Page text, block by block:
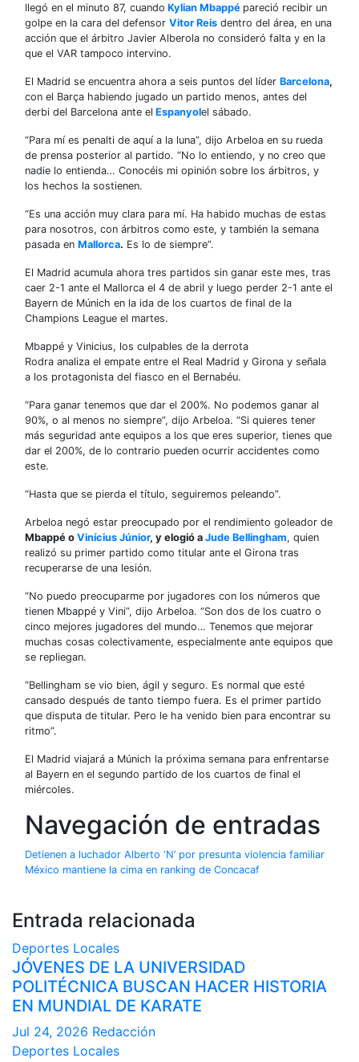
llegó en el minuto 87, cuando Kylian Mbappé pareció recibir un
golpe en la cara del defensor Vitor Reis dentro del área, en una
acción que el árbitro Javier Alberola no consideró falta y en la
que el VAR tampoco intervino.
El Madrid se encuentra ahora a seis puntos del líder Barcelona,
con el Barça habiendo jugado un partido menos, antes del
derbi del Barcelona ante el Espanyolel sábado.
“Para mí es penalti de aquí a la luna”, dijo Arbeloa en su rueda
de prensa posterior al partido. “No lo entiendo, y no creo que
nadie lo entienda… Conocéis mi opinión sobre los árbitros, y
los hechos la sostienen.
“Es una acción muy clara para mí. Ha habido muchas de estas
para nosotros, con árbitros como este, y también la semana
pasada en Mallorca. Es lo de siempre”.
El Madrid acumula ahora tres partidos sin ganar este mes, tras
caer 2-1 ante el Mallorca el 4 de abril y luego perder 2-1 ante el
Bayern de Múnich en la ida de los cuartos de final de la
Champions League el martes.
Mbappé y Vinicius, los culpables de la derrota
Rodra analiza el empate entre el Real Madrid y Girona y señala
a los protagonista del fiasco en el Bernabéu.
“Para ganar tenemos que dar el 200%. No podemos ganar al
90%, o al menos no siempre”, dijo Arbeloa. “Si quieres tener
más seguridad ante equipos a los que eres superior, tienes que
dar el 200%, de lo contrario pueden ocurrir accidentes como
este.
“Hasta que se pierda el título, seguiremos peleando”.
Arbeloa negó estar preocupado por el rendimiento goleador de
Mbappé o Vinícius Júnior, y elogió a Jude Bellingham, quien
realizó su primer partido como titular ante el Girona tras
recuperarse de una lesión.
“No puedo preocuparme por jugadores con los números que
tienen Mbappé y Vini”, dijo Arbeloa. “Son dos de los cuatro o
cinco mejores jugadores del mundo… Tenemos que mejorar
muchas cosas colectivamente, especialmente ante equipos que
se repliegan.
“Bellingham se vio bien, ágil y seguro. Es normal que esté
cansado después de tanto tiempo fuera. Es el primer partido
que disputa de titular. Pero le ha venido bien para encontrar su
ritmo”.
El Madrid viajará a Múnich la próxima semana para enfrentarse
al Bayern en el segundo partido de los cuartos de final el
miércoles.
Navegación de entradas
Detienen a luchador Alberto ‘N’ por presunta violencia familiar
México mantiene la cima en ranking de Concacaf
Entrada relacionada
Deportes Locales
JÓVENES DE LA UNIVERSIDAD
POLITÉCNICA BUSCAN HACER HISTORIA
EN MUNDIAL DE KARATE
Jul 24, 2026 Redacción
Deportes Locales